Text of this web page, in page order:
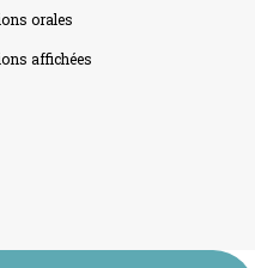
orales
affichées